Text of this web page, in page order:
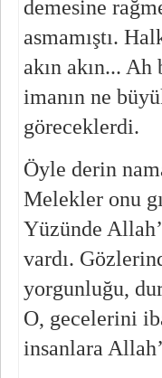
demesine
asmamıştı.
akın akın...
imanın ne
göreceklerdi.
Öyle derin
Melekler onu
Yüzünde
vardı.
yorgunluğu,
O, gecelerini
insanlara